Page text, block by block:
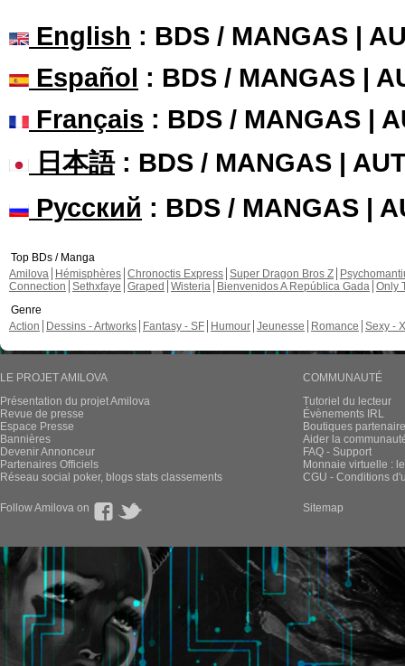
English : BDS / MANGAS |
Español : BDS / MANGAS |
Français : BDS / MANGAS |
日本語: BDS / MANGAS |
Русский : BDS / MANGAS |
Top BDs / Manga
Amilova
Hémisphères Chronoctis Express Super Dragon Bros Z
Connection Sethxfaye Graped Wisteria Bienvenidos A República Gada Only
Genre
Action
Dessins - Artworks Fantasy - SF Humour Jeunesse Romance Sexy -
LE PROJET AMILOVA
Présentation du projet Amilova
Revue de presse
Espace Presse
Bannières
Devenir Annonceur
Partenaires Officiels
Réseau social poker, blogs stats classements
COMMUNAUTÉ
Tutoriel du lecteur
Évènements IRL
Boutiques
Aider la
FAQ - Support
Monnaie virtuelle :
CGU - Conditions
Follow Amilova on Sitemap